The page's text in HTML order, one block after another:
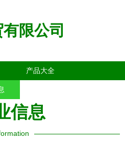
限公司
产品大全
信息